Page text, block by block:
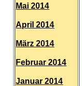
Mai 2014
April 2014
März 2014
Februar 2014
Januar 2014